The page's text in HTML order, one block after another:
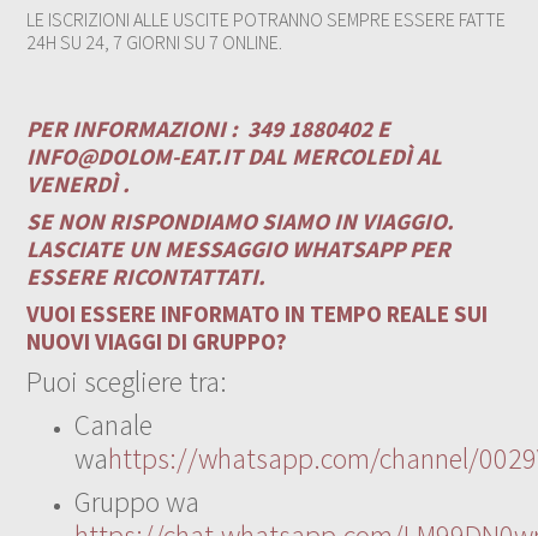
LE ISCRIZIONI ALLE USCITE POTRANNO SEMPRE ESSERE FATTE
24H SU 24, 7 GIORNI SU 7 ONLINE.
PER INFORMAZIONI : 349 1880402 E
INFO@DOLOM-EAT.ITDAL MERCOLEDÌ AL
VENERDÌ .
SE NON RISPONDIAMO SIAMO IN VIAGGIO.
LASCIATE UN MESSAGGIO WHATSAPP PER
ESSERE RICONTATTATI.
VUOI ESSERE INFORMATO IN TEMPO REALE SUI
NUOVI VIAGGI DI GRUPPO?
Puoi scegliere tra:
Canale
wahttps://whatsapp.com/channel/
Gruppo wa